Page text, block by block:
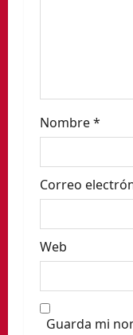
a
s
Nombre*
Correo
Web
Guarda mi